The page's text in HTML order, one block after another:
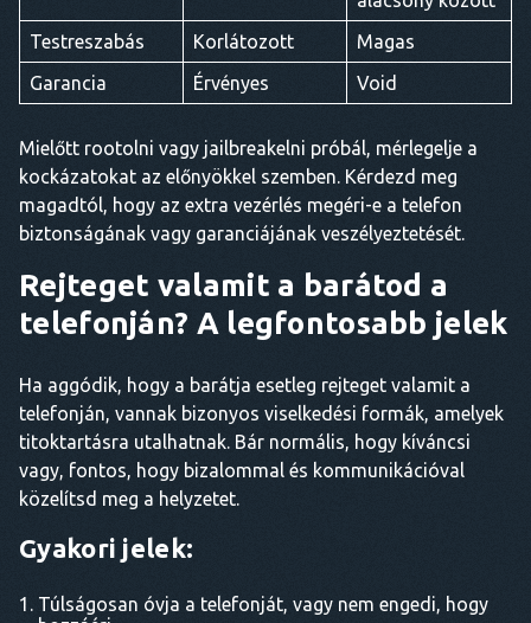
Testreszabás
Korlátozott
Magas
Garancia
Érvényes Void
Mielőtt rootolni vagy jailbreakelni próbál, mérlegelje a
kockázatokat az előnyökkel szemben. Kérdezd meg
magadtól, hogy az extra vezérlés megéri-e a telefon
biztonságának vagy garanciájának veszélyeztetését.
Rejteget valamit a barátod a
telefonján? A legfontosabb jelek
Ha aggódik, hogy a barátja esetleg rejteget valamit a
telefonján, vannak bizonyos viselkedési formák, amelyek
titoktartásra utalhatnak. Bár normális, hogy kíváncsi
vagy, fontos, hogy bizalommal és kommunikációval
közelítsd meg a helyzetet.
Gyakori jelek:
Túlságosan óvja a telefonját, vagy nem engedi, hogy